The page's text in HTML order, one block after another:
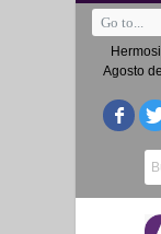
Agosto